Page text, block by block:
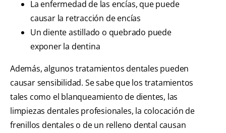
La enfermedad de las encías, que puede
causar la retracción de encías
Un diente astillado o quebrado puede
exponer la dentina
Además, algunos tratamientos dentales pueden
causar sensibilidad. Se sabe que los tratamientos
tales como el blanqueamiento de dientes, las
limpiezas dentales profesionales, la colocación de
frenillos dentales o de un relleno dental causan